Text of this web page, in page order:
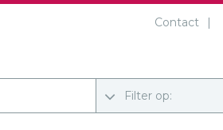
Contact
Filter op: